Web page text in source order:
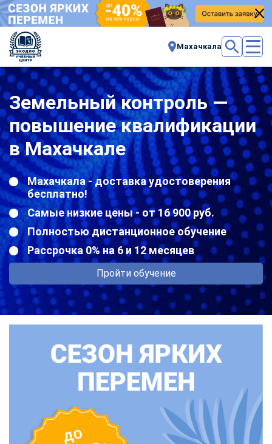
Махачкала
Земельный контроль —
повышение квалификации
в Махачкале
Махачкала - доставка удостоверения
бесплатно!
Самые низкие цены - от 16 900 руб.
Полностью дистанционное обучение
Рассрочка 0% на 6 и 12 месяцев
Пройти обучение